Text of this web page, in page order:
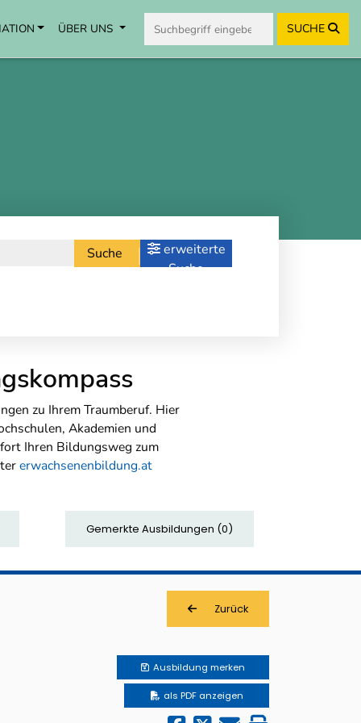
ÜBER UNS SUCHE
Suche
erweiterte
Suche
zu Ihrem Traumberuf. Hier
Akademien und
Ihren Bildungsweg zum
erwachsenenbildung.at
Gemerkte Ausbildungen (0)
Zurück
Ausbildung merken
als PDF anzeigen